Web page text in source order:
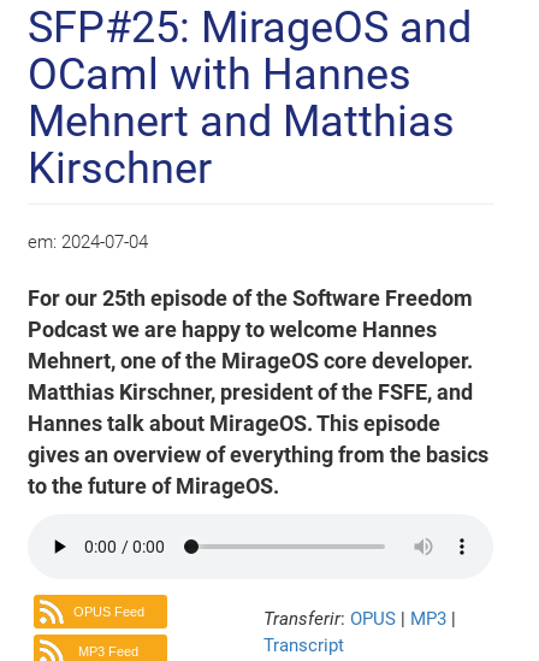
SFP#25: MirageOS and
OCaml with Hannes
Mehnert and Matthias
Kirschner
em: 2024-07-04
For our 25th episode of the Software Freedom
Podcast we are happy to welcome Hannes
Mehnert, one of the MirageOS core developer.
Matthias Kirschner, president of the FSFE, and
Hannes talk about MirageOS. This episode
gives an overview of everything from the basics
to the future of MirageOS.
OPUS Feed
MP3 Feed
Transferir:OPUS | MP3 |
Transcript